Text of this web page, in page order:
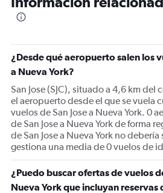
categories.
The
Y
axis
displaying
values.
Range:
0
to
600.
¿Desde qué aeropuerto salen los
a Nueva York?
San Jose (SJC), situado a 4,6 km del
el aeropuerto desde el que se vuela
vuelos de San Jose a Nueva York. 0
de San Jose a Nueva York de forma
de San Jose a Nueva York no
gestiona una media de 0 vuelos de
¿Puedo buscar ofertas de vuelos
Nueva York que incluyan reservas